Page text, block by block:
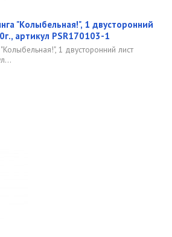
"Колыбельная!", 1 двусторонний
артикул PSR170103-1
1 двусторонний лист